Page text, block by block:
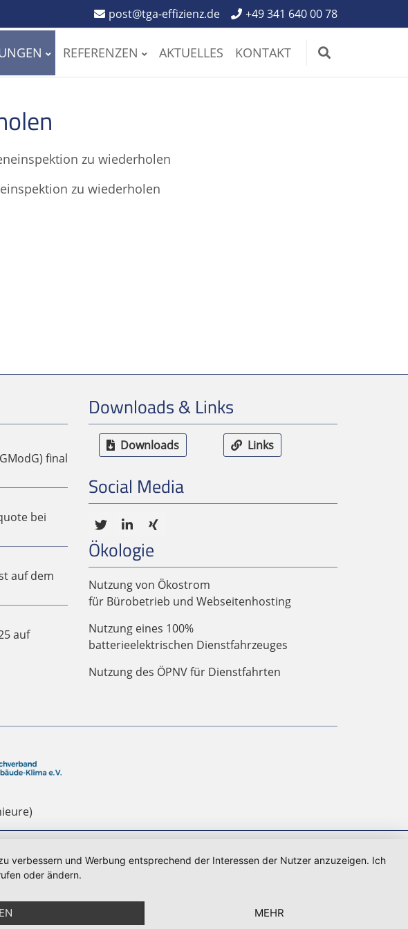
post@tga-effizienz.de +49 341 640 00 78
REFERENZEN AKTUELLES KONTAKT
zu wiederholen
zu wiederholen
final
bei
auf dem
auf
Downloads & Links
Downloads Links
Social Media
Ökologie
Nutzung von Ökostrom
für Bürobetrieb und Webseitenhosting
Nutzung eines 100%
batterieelektrischen Dienstfahrzeuges
Nutzung des ÖPNV für Dienstfahrten
verbessern und Werbung entsprechend der Interessen der Nutzer anzuzeigen. Ich
oder ändern.
MEHR